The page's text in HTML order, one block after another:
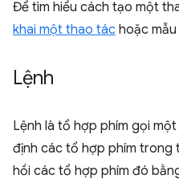
Để tìm hiểu cách tạo một
khai một thao tác hoặc mẫu
Lệnh
Lệnh là tổ hợp phím gọi
định các tổ hợp phím trong
hồi các tổ hợp phím đó